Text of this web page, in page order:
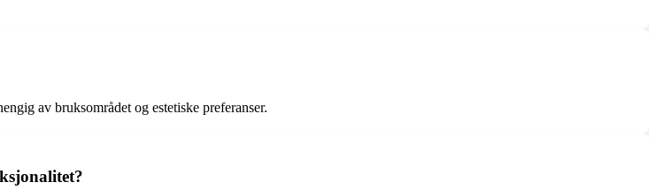
av bruksområdet og estetiske preferanser.